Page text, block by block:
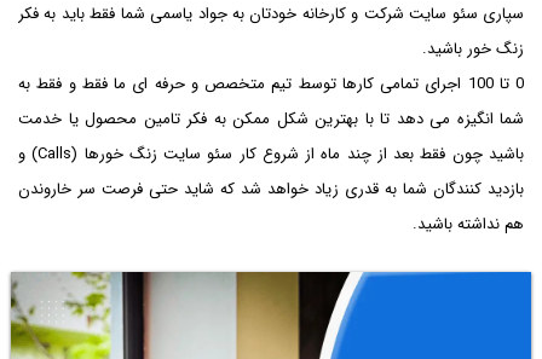
سپاری سئو سایت شرکت و کارخانه خودتان به جواد یاسمی شما فقط باید به فکر
زنگ خور باشید.
0 تا 100 اجرای تمامی کارها توسط تیم متخصص و حرفه ای ما فقط و فقط به
شما انگیزه می دهد تا با بهترین شکل ممکن به فکر تامین محصول یا خدمت
باشید چون فقط بعد از چند ماه از شروع کار سئو سایت زنگ خورها (Calls) و
بازدید کنندگان شما به قدری زیاد خواهد شد که شاید حتی فرصت سر خاروندن
هم نداشته باشید.